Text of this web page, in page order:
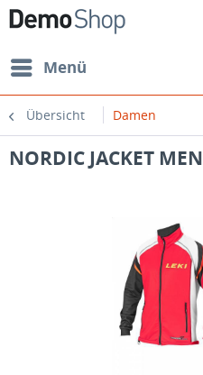
Menü
Übersicht Damen
NORDIC JACKET MEN